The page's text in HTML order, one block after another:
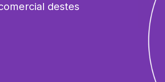
destes